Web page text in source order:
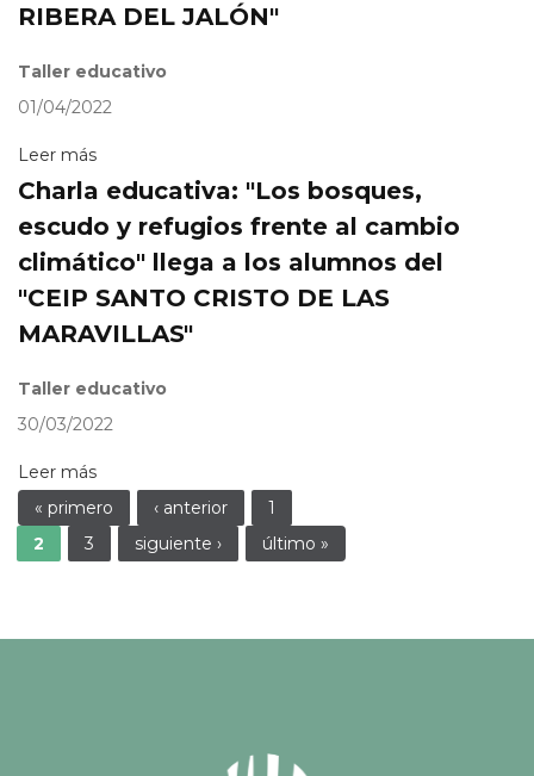
RIBERA DEL JALÓN"
Taller educativo
01/04/2022
Leer más
Charla educativa: "Los bosques,
escudo y refugios frente al cambio
climático" llega a los alumnos del
"CEIP SANTO CRISTO DE LAS
MARAVILLAS"
Taller educativo
30/03/2022
Leer más
Páginas
« primero ‹ anterior
1
2
3 siguiente › último »